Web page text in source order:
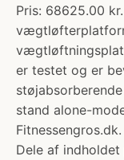
Pris: 68625.00
er testet og er
stand alone-
Fitnessengros.dk.
Dele af